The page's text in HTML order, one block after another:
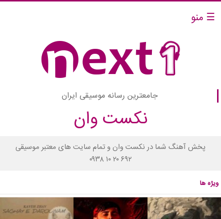
☰ منو
جامعترین رسانه موسیقی ایران
نکست وان
پخش آهنگ شما در نکست وان و تمام سایت های معتبر موسیقی
۰۹۳۸ ۱۰ ۲۰ ۶۹۲
ویژه ها